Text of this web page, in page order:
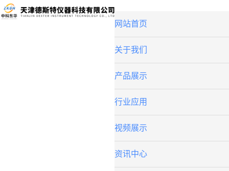
网站首页
关于我们
产品展示
行业应用
视频展示
资讯中心